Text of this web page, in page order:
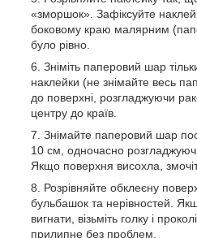
«зморшок». Зафіксуйте
боковому краю малярним
було рівно.
Зніміть паперовий шар
наклейки (не знімайте весь
до поверхні, розгладжуючи
центру до країв.
Знімайте паперовий шар
10 см, одночасно
Якщо поверхня висохла,
Розрівняйте обклеєну
бульбашок та нерівностей.
вигнати, візьміть голку і
прилипне без проблем.